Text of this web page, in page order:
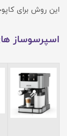
این روش برای
اسپرسوساز